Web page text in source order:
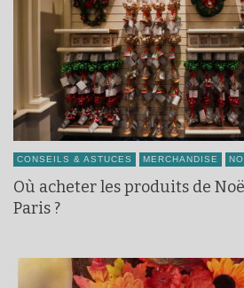
CONSEILS & ASTUCES MERCHANDISE
Où acheter les produits de
Paris ?